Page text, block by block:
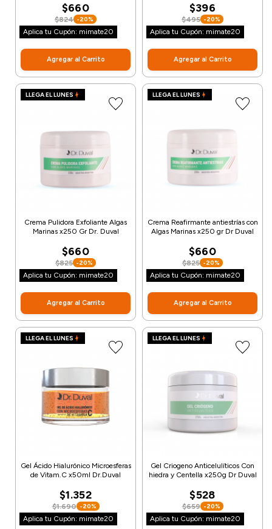
$660
$824 -20%
Aplica tu Cupón: mimate20
Agregar al Carrito
$396
$495 -20%
Aplica tu Cupón: mimate20
Agregar al Carrito
LLEGA EL LUNES
Crema Pulidora Exfoliante Algas
Marinas x250 Gr Dr. Duval
$660
$825 -20%
Aplica tu Cupón: mimate20
Agregar al Carrito
LLEGA EL LUNES
Crema Reafirmante antiestrías con
Algas Marinas x250 gr Dr Duval
$660
$825 -20%
Aplica tu Cupón: mimate20
Agregar al Carrito
LLEGA EL LUNES
Gel Ácido Hialurónico Microesferas
de Vitam.C x50ml Dr.Duval
$1.352
$1.690 -20%
Aplica tu Cupón: mimate20
LLEGA EL LUNES
Gel Criogeno Anticelulíticos Con
hiedra y Centella x250g Dr Duval
$528
$659 -20%
Aplica tu Cupón: mimate20